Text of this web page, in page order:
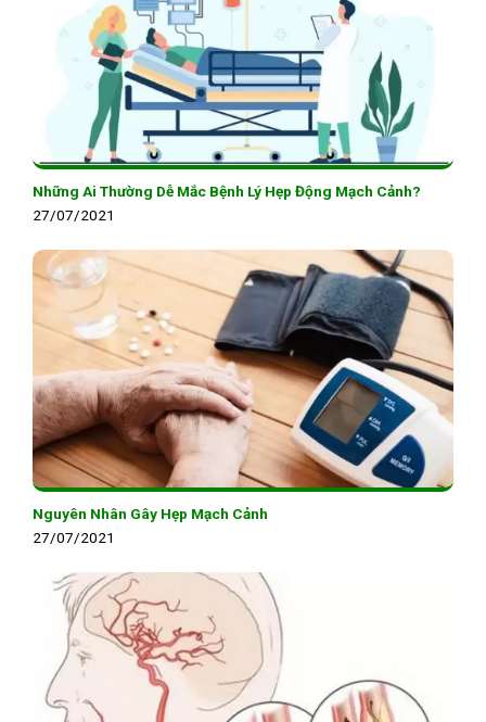
Những Ai Thường Dễ Mắc Bệnh Lý Hẹp Động Mạch Cảnh?
27/07/2021
Nguyên Nhân Gây Hẹp Mạch Cảnh
27/07/2021